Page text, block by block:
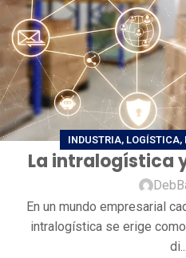
INDUSTRIA, LOGÍSTICA,
La intralogística
En un mundo empresarial
intralogística se erige
di...